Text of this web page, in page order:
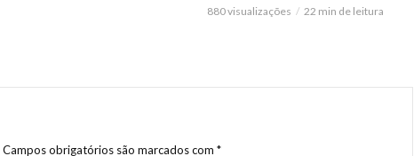
880 visualizações 22 min de leitura
Campos obrigatórios são marcados com *